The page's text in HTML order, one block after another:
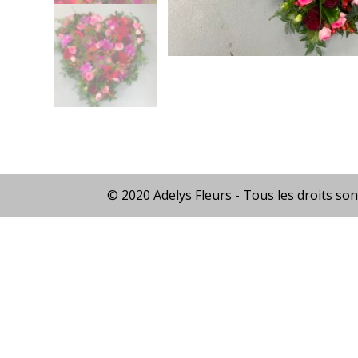
© 2020 Adelys Fleurs - Tous les droits